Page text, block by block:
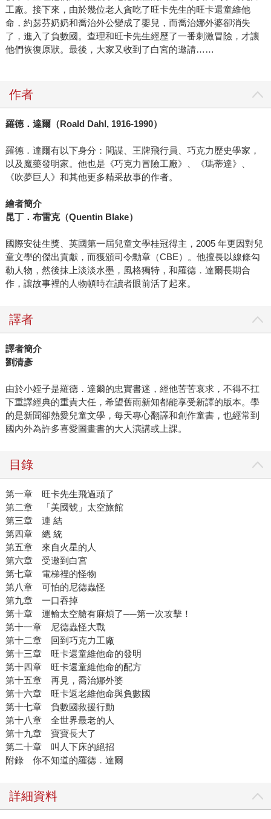
工廠。接下來，由於幾位老人貪吃了旺卡先生的旺卡還童維他
命，約瑟芬奶奶和喬治外公變成了嬰兒，而喬治娜外婆卻消失
了，進入了負數國。查理和旺卡先生經歷了一番刺激冒險，才讓
他們恢復原狀。最後，大家又收到了白宮的邀請……
作者
羅德．達爾（Roald Dahl, 1916-1990）
羅德．達爾有以下身分：間諜、王牌飛行員、巧克力歷史學家，
以及魔藥發明家。他也是《巧克力冒險工廠》、《瑪蒂達》、
《吹夢巨人》和其他更多精采故事的作者。
繪者簡介
昆丁．布雷克（Quentin Blake）
國際安徒生獎、英國第一屆兒童文學桂冠得主，2005 年更因對兒
童文學的傑出貢獻，而獲頒司令勳章（CBE）。他擅長以線條勾
勒人物，然後抹上淡淡水墨，風格獨特，和羅德．達爾長期合
作，讓故事裡的人物頓時在讀者眼前活了起來。
譯者
譯者簡介
劉清彥
由於小姪子是羅德．達爾的忠實書迷，經他苦苦哀求，不得不扛
下重譯經典的重責大任，希望舊雨新知都能享受新譯的版本。學
的是新聞卻熱愛兒童文學，每天專心翻譯和創作童書，也經常到
國內外為許多喜愛圖畫書的大人演講或上課。
目錄
第一章 旺卡先生飛過頭了
第二章 「美國號」太空旅館
第三章 連 結
第四章 總 統
第五章 來自火星的人
第六章 受邀到白宮
第七章 電梯裡的怪物
第八章 可怕的尼德蟲怪
第九章 一口吞掉
第十章 運輸太空艙有麻煩了──第一次攻擊！
第十一章 尼德蟲怪大戰
第十二章 回到巧克力工廠
第十三章 旺卡還童維他命的發明
第十四章 旺卡還童維他命的配方
第十五章 再見，喬治娜外婆
第十六章 旺卡返老維他命與負數國
第十七章 負數國救援行動
第十八章 全世界最老的人
第十九章 寶寶長大了
第二十章 叫人下床的絕招
附錄 你不知道的羅德．達爾
詳細資料